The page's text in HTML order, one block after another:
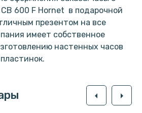
600 F Hornet в подарочной
презентом на все
имеет собственное
настенных часов
arrow_left arrow_right